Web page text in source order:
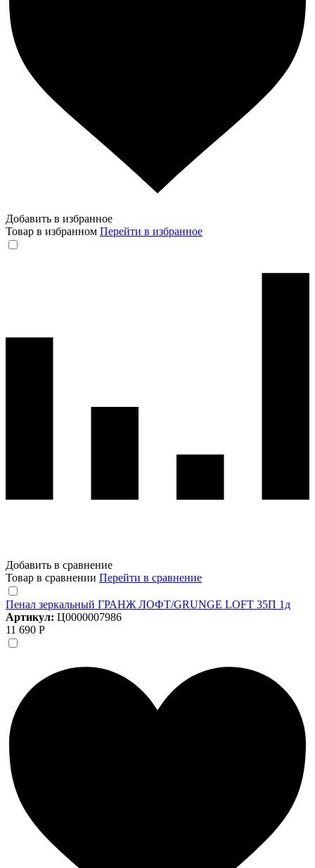
Добавить в избранное
Товар в избранном Перейти в избранное
Добавить в сравнение
Товар в сравнении Перейти в сравнение
Пенал зеркальный ГРАНЖ ЛОФТ/GRUNGE LOFT 35П 1д
Артикул: Ц0000007986
11 690 Р